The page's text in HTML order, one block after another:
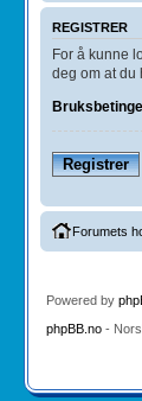
REGISTRER
For å kunne
deg om at du
Registrer
Forumets
Powered by
phpBB.no-